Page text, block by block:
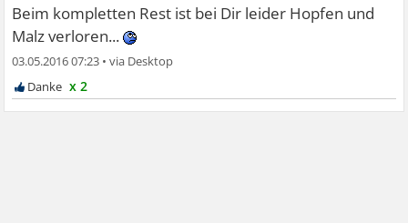
Beim kompletten Rest ist bei Dir leider Hopfen und
Malz verloren...
03.05.2016 07:23 •
x 2